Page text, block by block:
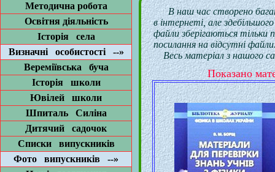
Методична робота
Освітня діяльність
Історія села
Визначні особистості --»
Вереміївська буча
Історія школи
Ювілей школи
Шпиталь Силіна
Дитячий садочок
Списки випускників
Фото випускників --»
В наш час створено
в інтернеті, але
файли зберігаються
посилання на відсутні
Весь матеріал з нашого
Показано